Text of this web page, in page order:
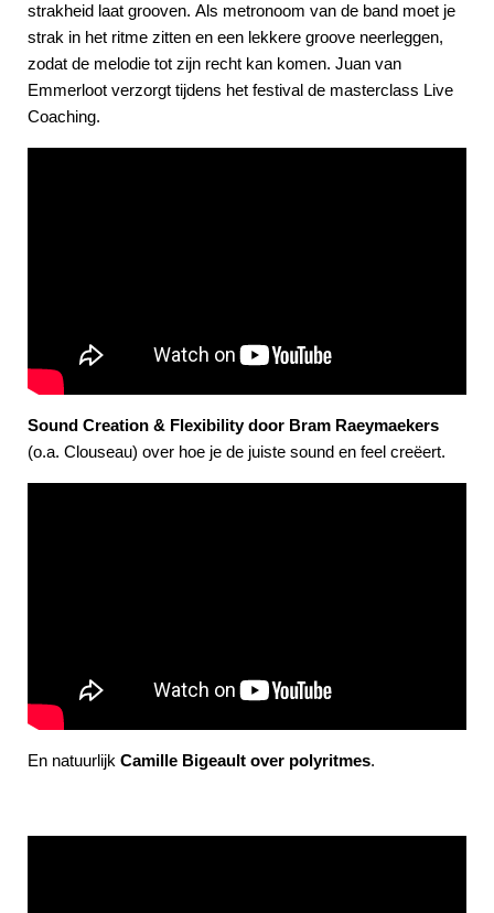
strakheid laat grooven. Als metronoom van de band moet je
strak in het ritme zitten en een lekkere groove neerleggen,
zodat de melodie tot zijn recht kan komen. Juan van
Emmerloot verzorgt tijdens het festival de masterclass Live
Coaching.
Sound Creation & Flexibility door Bram Raeymaekers
(o.a. Clouseau) over hoe je de juiste sound en feel creëert.
En natuurlijk Camille Bigeault over polyritmes.